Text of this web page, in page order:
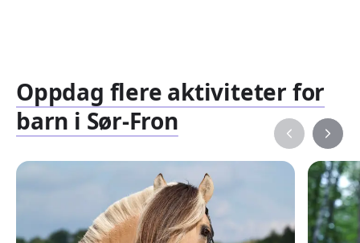
Oppdag flere aktiviteter for
barn i Sør-Fron